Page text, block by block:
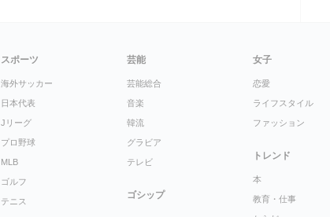
スポーツ
海外サッカー
日本代表
Jリーグ
プロ野球
MLB
ゴルフ
テニス
芸能
芸能総合
音楽
韓流
グラビア
テレビ
ゴシップ
女子
恋愛
ライフスタイル
ファッション
トレンド
本
教育・仕事